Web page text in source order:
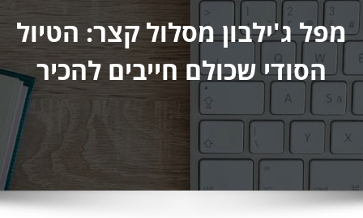
מפל ג'ילבון מסלול קצר: הטיול
הסודי שכולם חייבים להכיר